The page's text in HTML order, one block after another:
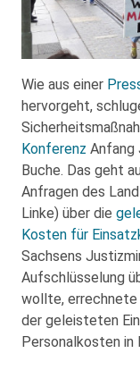
Wie aus einer
hervorgeht,
Konferenz Anfang
Buche. Das geht
Anfragen des
Linke) über die
Kosten für
Sachsens
Aufschlüsselung
wollte, errechnete
der geleisteten
Personalkosten in